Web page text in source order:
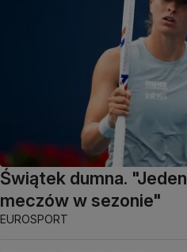
Świątek dumna.
meczów w sezonie"
EUROSPORT